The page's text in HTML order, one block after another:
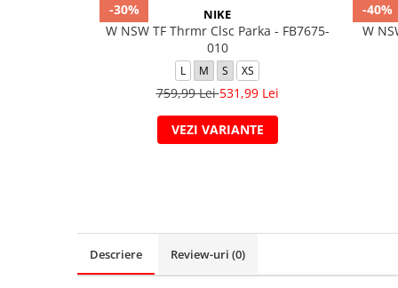
-30% NIKE
W NSW TF Thrmr Clsc Parka - FB7675-
010
L M S XS
759,99 Lei531,99 Lei
VEZI VARIANTE
-40%
W
Descriere Review-uri (0)